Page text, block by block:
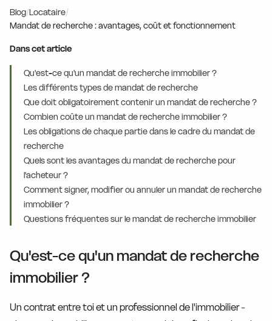
Blog/Locataire/
Mandat de recherche : avantages, coût et fonctionnement
Dans cet article
Qu'est-ce qu'un mandat de recherche immobilier ?
Les différents types de mandat de recherche
Que doit obligatoirement contenir un mandat de recherche ?
Combien coûte un mandat de recherche immobilier ?
Les obligations de chaque partie dans le cadre du mandat de
recherche
Quels sont les avantages du mandat de recherche pour
l'acheteur ?
Comment signer, modifier ou annuler un mandat de recherche
immobilier ?
Questions fréquentes sur le mandat de recherche immobilier
Qu'est-ce qu'un mandat de recherche
immobilier ?
Un contrat entre toi et un professionnel de l'immobilier -